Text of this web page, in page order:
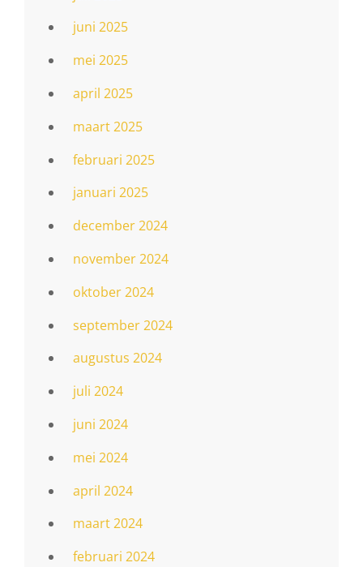
juni 2025
mei 2025
april 2025
maart 2025
februari 2025
januari 2025
december 2024
november 2024
oktober 2024
september 2024
augustus 2024
juli 2024
juni 2024
mei 2024
april 2024
maart 2024
februari 2024